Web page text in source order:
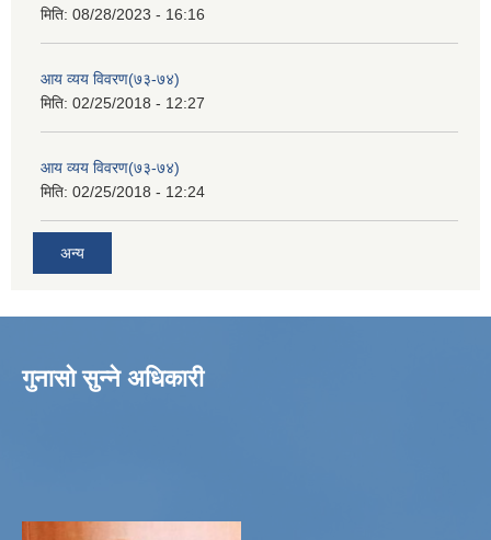
मिति: 08/28/2023 - 16:16
आय व्यय विवरण(७३-७४)
मिति: 02/25/2018 - 12:27
आय व्यय विवरण(७३-७४)
मिति: 02/25/2018 - 12:24
अन्य
गुनासो सुन्ने अधिकारी